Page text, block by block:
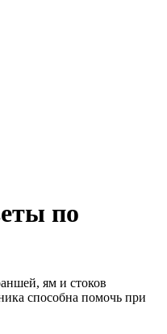
по
ям и стоков
способна помочь при